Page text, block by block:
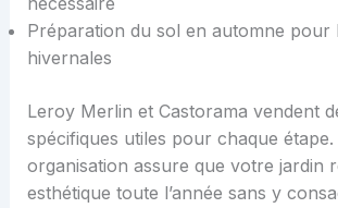
Préparation du sol en automne pour
hivernales
Leroy Merlin et Castorama vendent
spécifiques utiles pour chaque
organisation assure que votre jardin
esthétique toute l’année sans y